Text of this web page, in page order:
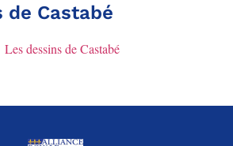
de Castabé